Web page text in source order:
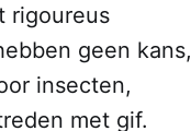
rigoureus
geen kans,
insecten,
met gif.